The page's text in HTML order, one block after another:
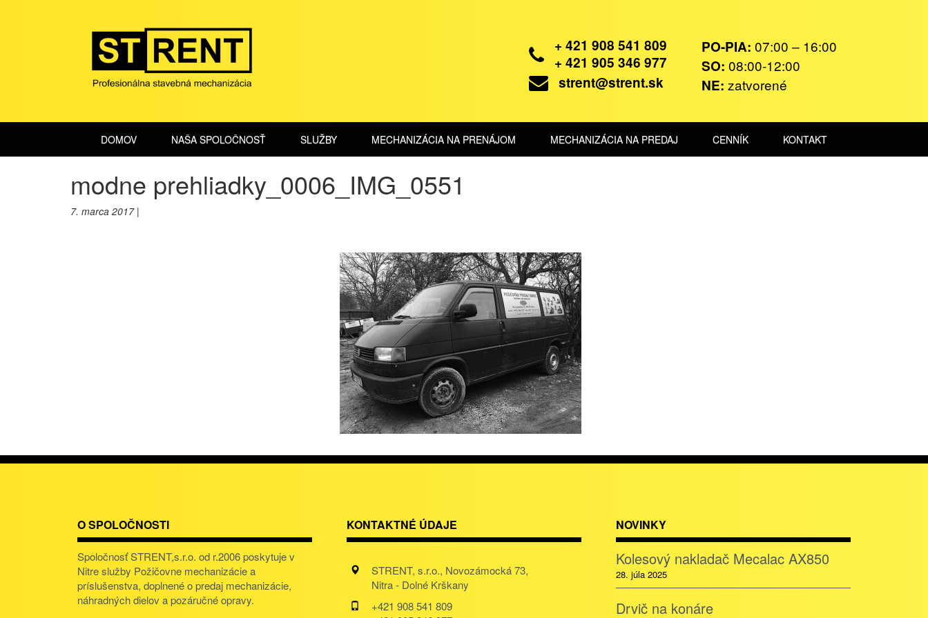
+ 421 908 541 809
+ 421 905 346 977
strent@strent.sk
PO-PIA: 07:00 – 16:00
SO: 08:00-12:00
NE: zatvorené
DOMOV NAŠA SPOLOČNOSŤ SLUŽBY MECHANIZÁCIA NA PRENÁJOM MECHANIZÁCIA NA PREDAJ CENNÍK KONTAKT
modne prehliadky_0006_IMG_0551
7. marca 2017 |
O SPOLOČNOSTI
Spoločnosť STRENT,s.r.o. od r.2006 poskytuje v
Nitre služby Požičovne mechanizácie a
príslušenstva, doplnené o predaj mechanizácie,
náhradných dielov a pozáručné opravy.
KONTAKTNÉ ÚDAJE
STRENT, s.r.o., Novozámocká 73,
Nitra - Dolné Krškany
+421 908 541 809
NOVINKY
Kolesový nakladač Mecalac AX850
28. júla 2025
Drvič na konáre